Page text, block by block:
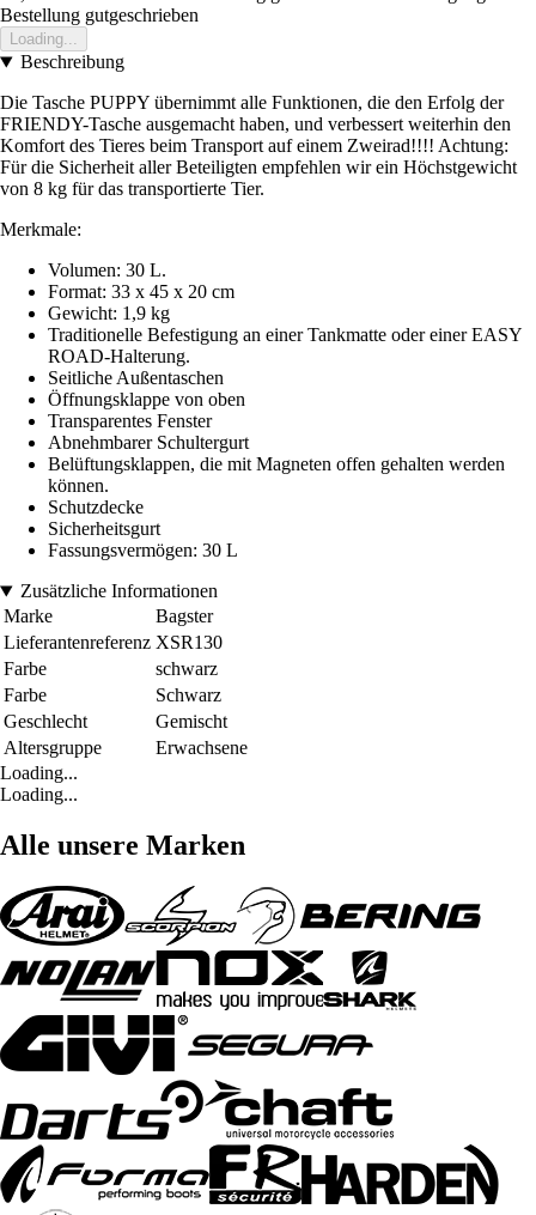
Bestellung gutgeschrieben
Loading...
Beschreibung
Die Tasche PUPPY übernimmt alle Funktionen, die den Erfolg der
FRIENDY-Tasche ausgemacht haben, und verbessert weiterhin den
Komfort des Tieres beim Transport auf einem Zweirad!!!! Achtung:
Für die Sicherheit aller Beteiligten empfehlen wir ein Höchstgewicht
von 8 kg für das transportierte Tier.
Merkmale:
Volumen: 30 L.
Format: 33 x 45 x 20 cm
Gewicht: 1,9 kg
Traditionelle Befestigung an einer Tankmatte oder einer EASY
ROAD-Halterung.
Seitliche Außentaschen
Öffnungsklappe von oben
Transparentes Fenster
Abnehmbarer Schultergurt
Belüftungsklappen, die mit Magneten offen gehalten werden
können.
Schutzdecke
Sicherheitsgurt
Fassungsvermögen: 30 L
Zusätzliche Informationen
Marke
Bagster
Lieferantenreferenz XSR130
Farbe
schwarz
Farbe
Schwarz
Geschlecht
Gemischt
Altersgruppe
Erwachsene
Loading...
Loading...
Alle unsere Marken